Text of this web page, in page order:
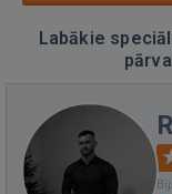
Labākie